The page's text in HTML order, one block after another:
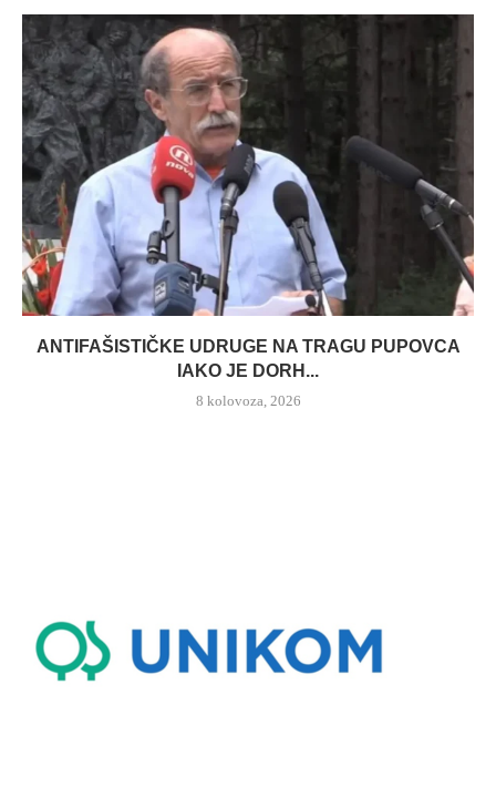
ANTIFAŠISTIČKE UDRUGE NA TRAGU PUPOVCA
IAKO JE DORH...
8 kolovoza, 2026